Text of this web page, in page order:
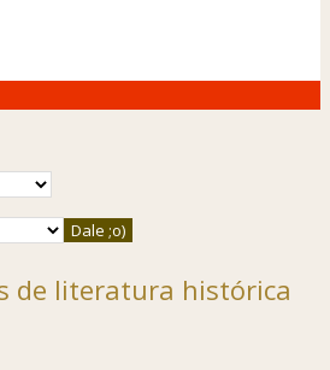
de literatura histórica